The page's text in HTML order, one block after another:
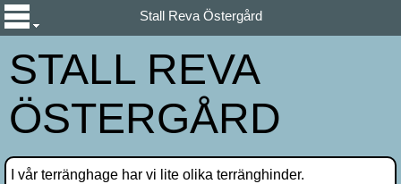
STALL REVA
ÖSTERGÅRD
Stall Reva Östergård
I vår terränghage har vi lite olika terränghinder.